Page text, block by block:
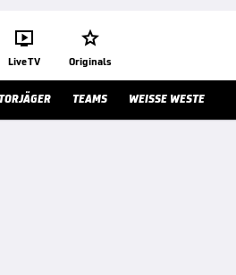

Live TV

Originals
TEAMS WEISSE WESTE